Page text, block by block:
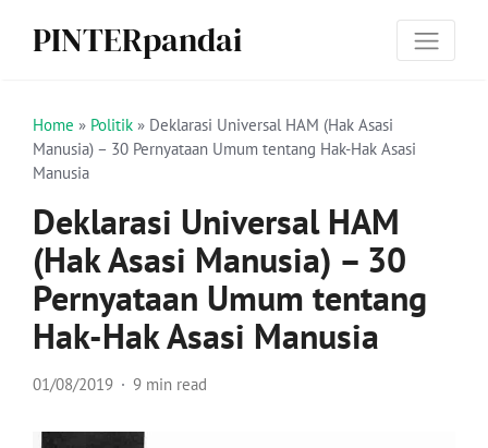
PINTERpandai
Home » Politik » Deklarasi Universal HAM (Hak Asasi
Manusia) – 30 Pernyataan Umum tentang Hak-Hak Asasi
Manusia
Deklarasi Universal HAM
(Hak Asasi Manusia) – 30
Pernyataan Umum tentang
Hak-Hak Asasi Manusia
01/08/2019 9 min read